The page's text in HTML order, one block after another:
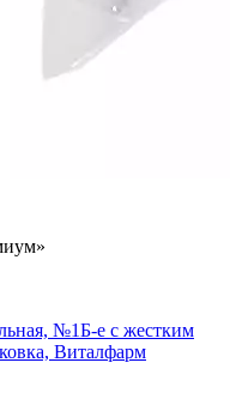
№1Б-е с жестким
Виталфарм